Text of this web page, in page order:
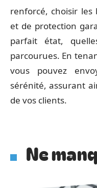
renforcé, choisir les
et de protection
parfait état,
parcourues. En
vous pouvez
sérénité, assurant
de vos clients.
Ne